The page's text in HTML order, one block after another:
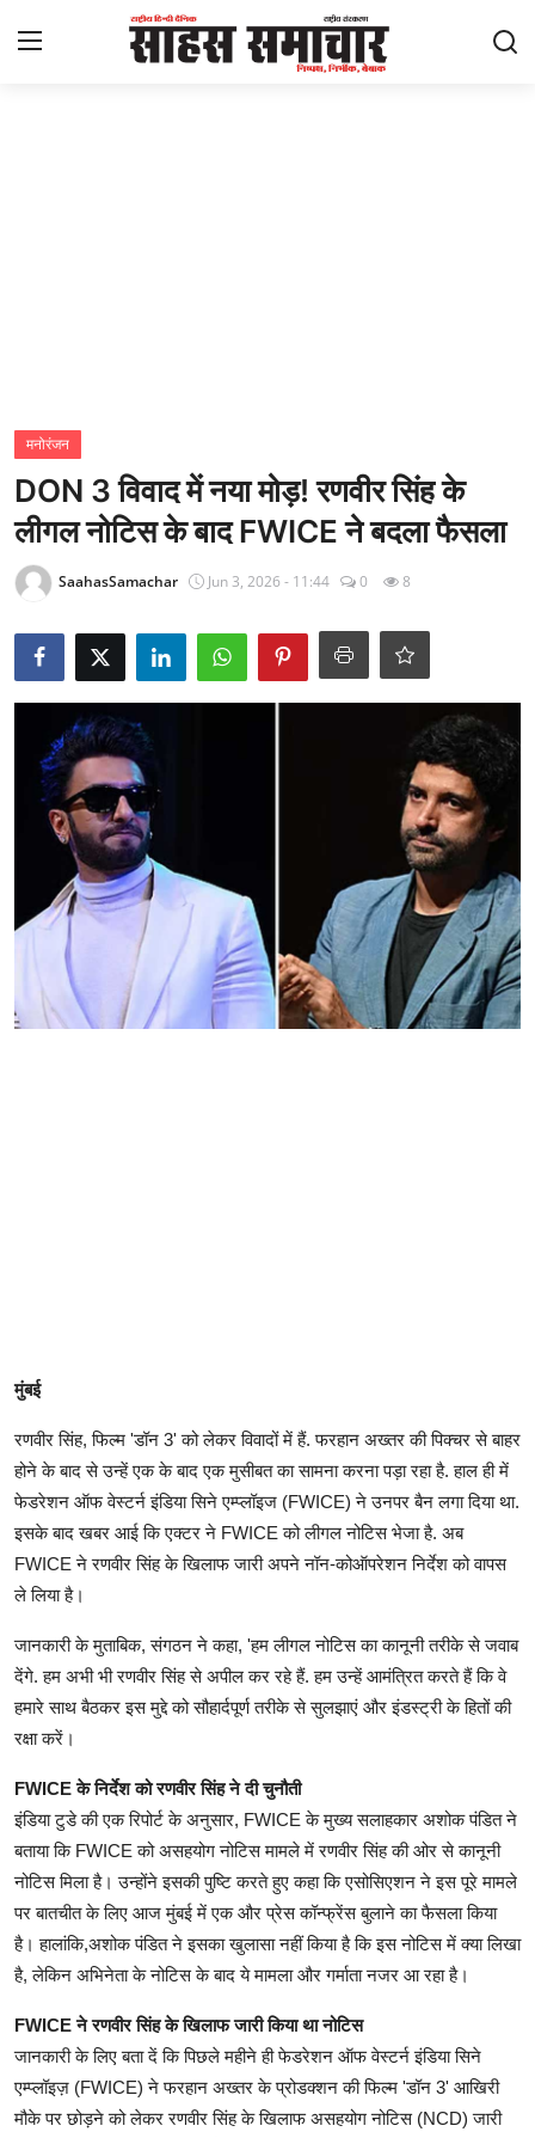
राज्य
अंतराष्ट्रीय
Epaper
लाइफस्टाइल
मनोरंजन
DON 3 विवाद में नया मोड़! रणवीर सिंह के
लीगल नोटिस के बाद FWICE ने बदला फैसला
SaahasSamachar Jun 3, 2026 - 11:44 0 8
मुंबई
रणवीर सिंह, फिल्म 'डॉन 3' को लेकर विवादों में हैं. फरहान अख्तर की पिक्चर से बाहर
होने के बाद से उन्हें एक के बाद एक मुसीबत का सामना करना पड़ा रहा है. हाल ही में
फेडरेशन ऑफ वेस्टर्न इंडिया सिने एम्प्लॉइज (FWICE) ने उनपर बैन लगा दिया था.
इसके बाद खबर आई कि एक्टर ने FWICE को लीगल नोटिस भेजा है. अब
FWICE ने रणवीर सिंह के खिलाफ जारी अपने नॉन-कोऑपरेशन निर्देश को वापस
ले लिया है।
जानकारी के मुताबिक, संगठन ने कहा, 'हम लीगल नोटिस का कानूनी तरीके से जवाब
देंगे. हम अभी भी रणवीर सिंह से अपील कर रहे हैं. हम उन्हें आमंत्रित करते हैं कि वे
हमारे साथ बैठकर इस मुद्दे को सौहार्दपूर्ण तरीके से सुलझाएं और इंडस्ट्री के हितों की
रक्षा करें।
FWICE के निर्देश को रणवीर सिंह ने दी चुनौती
इंडिया टुडे की एक रिपोर्ट के अनुसार, FWICE के मुख्य सलाहकार अशोक पंडित ने
बताया कि FWICE को असहयोग नोटिस मामले में रणवीर सिंह की ओर से कानूनी
नोटिस मिला है। उन्होंने इसकी पुष्टि करते हुए कहा कि एसोसिएशन ने इस पूरे मामले
पर बातचीत के लिए आज मुंबई में एक और प्रेस कॉन्फ्रेंस बुलाने का फैसला किया
है। हालांकि,अशोक पंडित ने इसका खुलासा नहीं किया है कि इस नोटिस में क्या लिखा
है, लेकिन अभिनेता के नोटिस के बाद ये मामला और गर्माता नजर आ रहा है।
FWICE ने रणवीर सिंह के खिलाफ जारी किया था नोटिस
जानकारी के लिए बता दें कि पिछले महीने ही फेडरेशन ऑफ वेस्टर्न इंडिया सिने
एम्प्लॉइज़ (FWICE) ने फरहान अख्तर के प्रोडक्शन की फिल्म 'डॉन 3' आखिरी
मौके पर छोड़ने को लेकर रणवीर सिंह के खिलाफ असहयोग नोटिस (NCD) जारी